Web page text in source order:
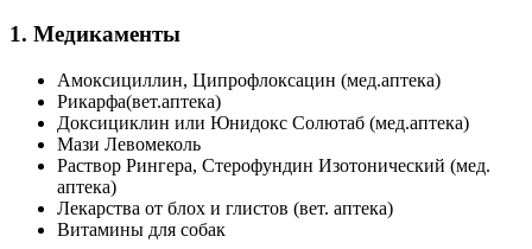
1. Медикаменты
Амоксициллин, Ципрофлоксацин (мед.аптека)
Рикарфа(вет.аптека)
Доксициклин или Юнидокс Солютаб (мед.аптека)
Мази Левомеколь
Раствор Рингера, Стерофундин Изотонический (мед.
аптека)
Лекарства от блох и глистов (вет. аптека)
Витамины для собак